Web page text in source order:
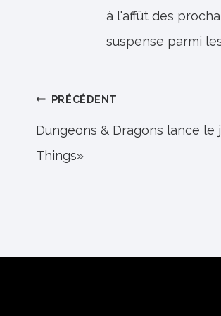
à l'affût des
suspense parmi
Navigation
de
l’article
PRÉCÉDENT
Dungeons & Dragons lance le
Things»